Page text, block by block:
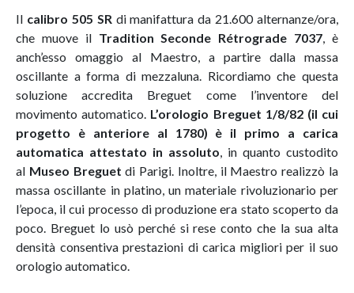
Il calibro 505 SR di manifattura da 21.600 alternanze/ora,
che muove il Tradition Seconde Rétrograde 7037 , è
anch’esso omaggio al Maestro, a partire dalla massa
oscillante a forma di mezzaluna. Ricordiamo che questa
soluzione accredita Breguet come l’inventore del
movimento automatico. L’orologio Breguet 1/8/82 (il cui
progetto è anteriore al 1780) è il primo a carica
automatica attestato in assoluto , in quanto custodito
al Museo Breguet di Parigi. Inoltre, il Maestro realizzò la
massa oscillante in platino, un materiale rivoluzionario per
l’epoca, il cui processo di produzione era stato scoperto da
poco. Breguet lo usò perché si rese conto che la sua alta
densità consentiva prestazioni di carica migliori per il suo
orologio automatico.